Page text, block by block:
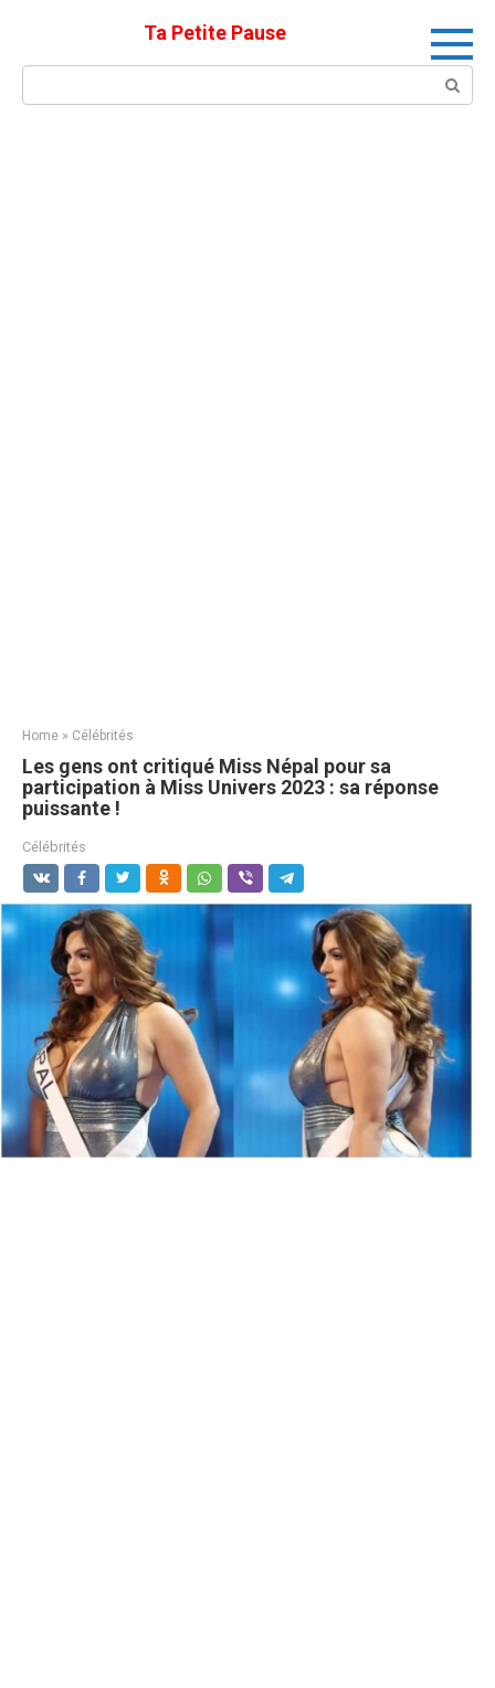
Ta Petite Pause
Search:
Home » Célébrités
Les gens ont critiqué Miss Népal pour sa
participation à Miss Univers 2023 : sa réponse
puissante !
Célébrités